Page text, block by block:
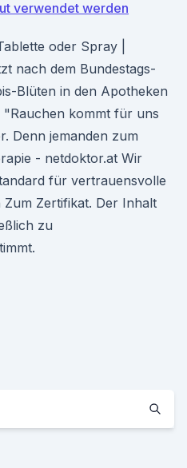
verwendet werden
oder Spray |
nach dem Bundestags-
Blüten in den Apotheken
kommt für uns
Denn jemanden zum
- netdoktor.at Wir
für vertrauensvolle
Zertifikat. Der Inhalt
zu